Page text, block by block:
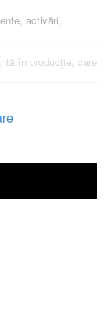
activări,
în producție, care